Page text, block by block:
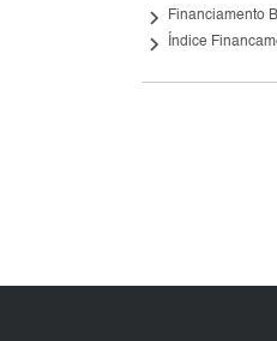
keyboard_arrow_right Financiamento
keyboard_arrow_right Índice